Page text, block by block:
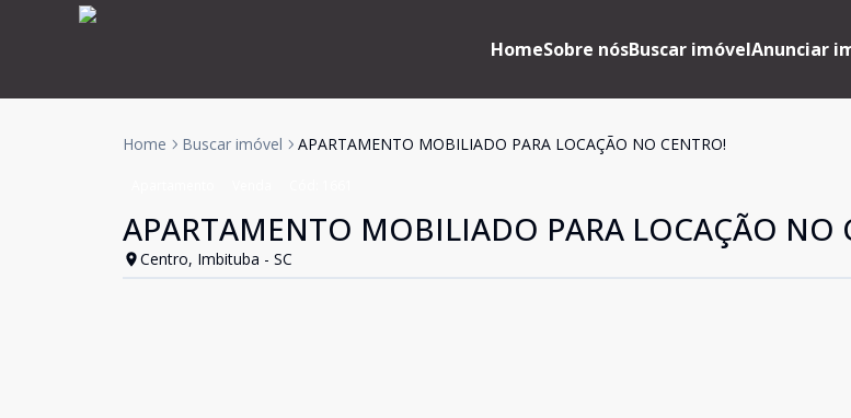
HomeSobre nósBuscar imóvelAnunciar
Home Buscar imóvel APARTAMENTO MOBILIADO PARA LOCAÇÃO NO CENTRO!
APARTAMENTO MOBILIADO PARA LOCAÇÃO NO
Centro, Imbituba - SC